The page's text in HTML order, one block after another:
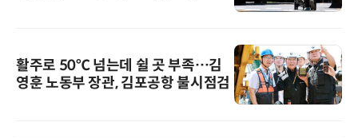
활주로 50℃ 넘는데 쉴 곳 부족…김
영훈 노동부 장관, 김포공항 불시점검